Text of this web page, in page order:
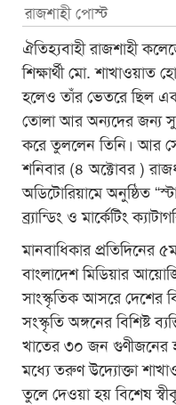
রাজশাহী পোস্ট
ঐতিহ্যবাহী রাজশাহী
শিক্ষার্থী মো. শাখাওয়াত
হলেও তাঁর ভেতরে ছিল
তোলা আর অন্যদের জন্য
করে তুললেন তিনি। আর
শনিবার (৪ অক্টোবর )
অডিটোরিয়ামে অনুষ্ঠিত
ব্র্যান্ডিং ও মার্কেটিং
মানবাধিকার প্রতিদিনের
বাংলাদেশ মিডিয়ার
সাংস্কৃতিক আসরে দেশের
সংস্কৃতি অঙ্গনের বিশিষ্ট
খাতের ৩০ জন গুণীজনের
মধ্যে তরুণ উদ্যোক্তা
তুলে দেওয়া হয় বিশেষ